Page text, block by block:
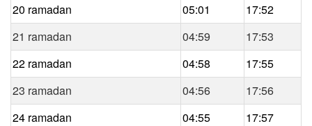
20 ramadan
05:01
17:52
21 ramadan
04:59
17:53
22 ramadan
04:58
17:55
23 ramadan
04:56
17:56
24 ramadan
04:55
17:57